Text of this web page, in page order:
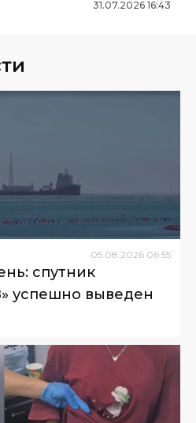
31.07.2026 16:43
05 08 2026 06:55
спутник
успешно выведен